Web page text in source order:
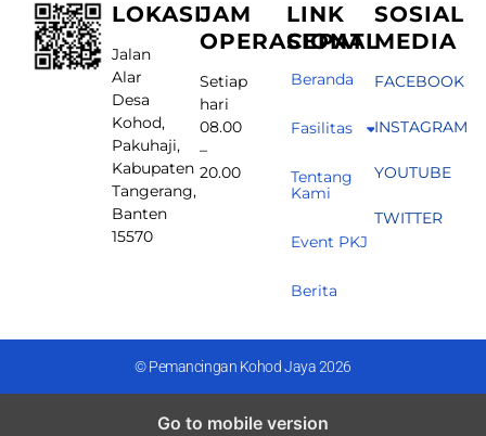
LOKASI
Jalan
Alar
Desa
Kohod,
Pakuhaji,
Kabupaten
Tangerang,
Banten
15570
JAM
OPERASIONAL
Setiap
hari
08.00
–
20.00
LINK
CEPAT
Beranda
Fasilitas
Tentang
Kami
Event PKJ
Berita
SOSIAL
MEDIA
FACEBOOK
INSTAGRAM
YOUTUBE
TWITTER
© Pemancingan Kohod Jaya 2026
Go to mobile version